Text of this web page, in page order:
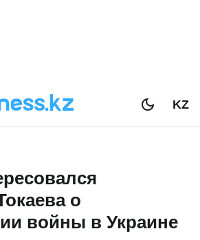
KZ
о
войны в Украине